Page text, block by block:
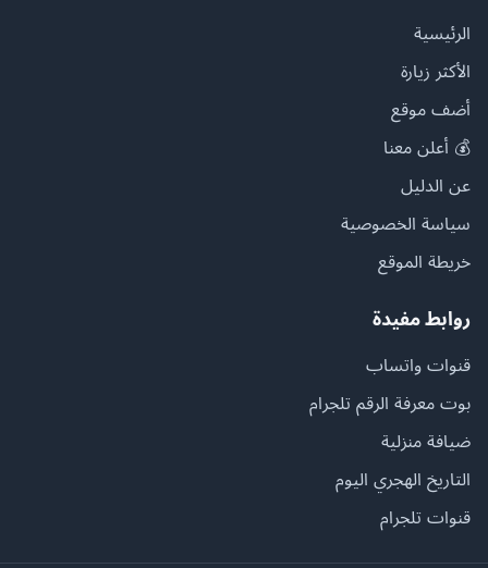
الرئيسية
الأكثر زيارة
أضف موقع
💰 أعلن معنا
عن الدليل
سياسة الخصوصية
خريطة الموقع
روابط مفيدة
قنوات واتساب
بوت معرفة الرقم تلجرام
ضيافة منزلية
التاريخ الهجري اليوم
قنوات تلجرام